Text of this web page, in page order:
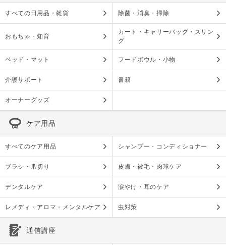
すべての日用品・雑貨 除菌・消臭・掃除
おもちゃ・知育
カート・キャリーバッグ・スリン
グ
ベッド・マット フードボウル・小物
介護サポート 書籍
オーナーグッズ
ケア用品
すべてのケア用品 シャンプー・コンディショナー
ブラシ・爪切り 皮膚・被毛・肉球ケア
デンタルケア 涙やけ・耳のケア
レメディ・アロマ・メンタルケア 虫対策
通信講座